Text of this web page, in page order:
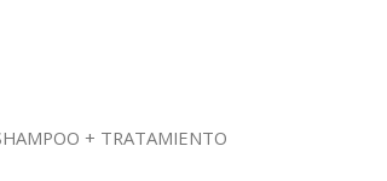
+ TRATAMIENTO